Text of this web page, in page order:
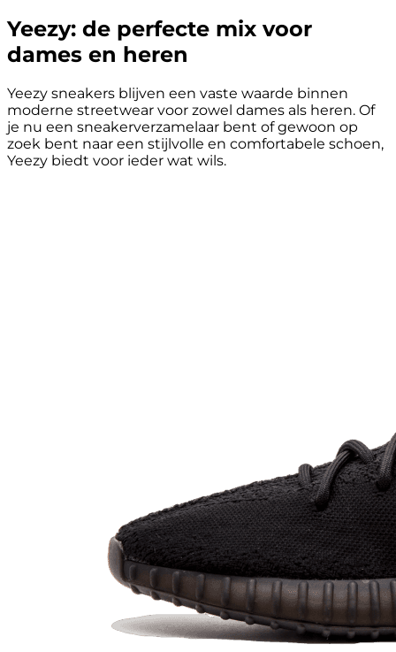
Yeezy: de perfecte mix voor
dames en heren
Yeezy sneakers blijven een vaste waarde binnen
moderne streetwear voor zowel dames als heren. Of
je nu een sneakerverzamelaar bent of gewoon op
zoek bent naar een stijlvolle en comfortabele schoen,
Yeezy biedt voor ieder wat wils.